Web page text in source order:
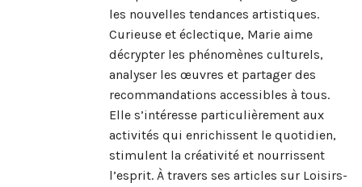
les nouvelles tendances artistiques.
Curieuse et éclectique, Marie aime
décrypter les phénomènes culturels,
analyser les œuvres et partager des
recommandations accessibles à tous.
Elle s’intéresse particulièrement aux
activités qui enrichissent le quotidien,
stimulent la créativité et nourrissent
l’esprit. À travers ses articles sur Loisirs-